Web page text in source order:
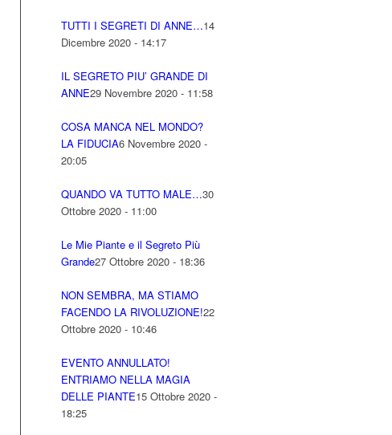
TUTTI I SEGRETI DI ANNE…14
Dicembre 2020 - 14:17
IL SEGRETO PIU’ GRANDE DI
ANNE29 Novembre 2020 - 11:58
COSA MANCA NEL MONDO?
LA FIDUCIA6 Novembre 2020 -
20:05
QUANDO VA TUTTO MALE…30
Ottobre 2020 - 11:00
Le Mie Piante e il Segreto Più
Grande27 Ottobre 2020 - 18:36
NON SEMBRA, MA STIAMO
FACENDO LA RIVOLUZIONE!22
Ottobre 2020 - 10:46
EVENTO ANNULLATO!
ENTRIAMO NELLA MAGIA
DELLE PIANTE15 Ottobre 2020 -
18:25